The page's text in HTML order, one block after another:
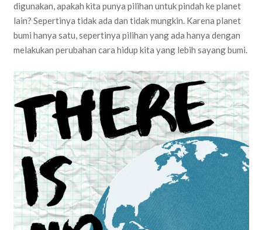
digunakan, apakah kita punya pilihan untuk pindah ke planet
lain? Sepertinya tidak ada dan tidak mungkin. Karena planet
bumi hanya satu, sepertinya pilihan yang ada hanya dengan
melakukan perubahan cara hidup kita yang lebih sayang bumi.